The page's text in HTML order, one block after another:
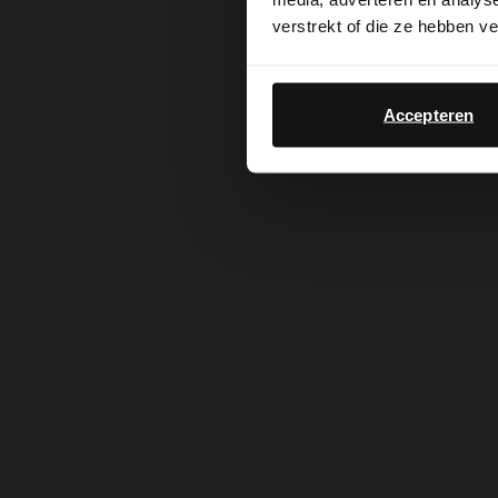
verstrekt of die ze hebben
Accepteren